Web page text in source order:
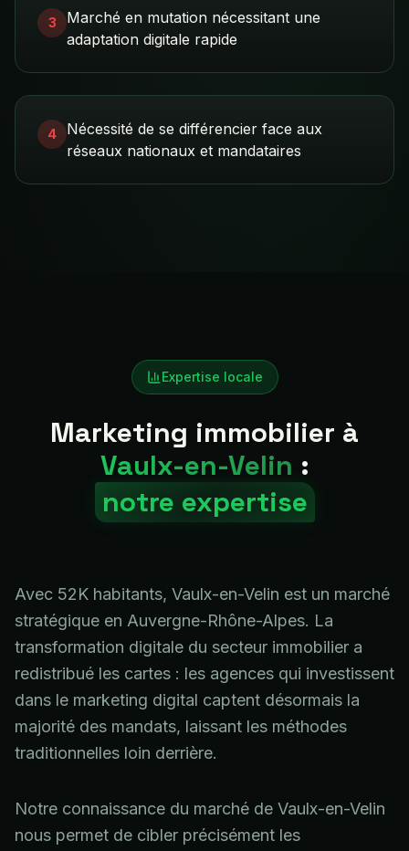
3
Marché en mutation nécessitant une
adaptation digitale rapide
4
Nécessité de se différencier face aux
réseaux nationaux et mandataires
Expertise locale
Marketing immobilier à
Vaulx-en-Velin :
notre expertise
Avec 52K habitants, Vaulx-en-Velin est un marché
stratégique en Auvergne-Rhône-Alpes. La
transformation digitale du secteur immobilier a
redistribué les cartes : les agences qui investissent
dans le marketing digital captent désormais la
majorité des mandats, laissant les méthodes
traditionnelles loin derrière.
Notre connaissance du marché de Vaulx-en-Velin
nous permet de cibler précisément les